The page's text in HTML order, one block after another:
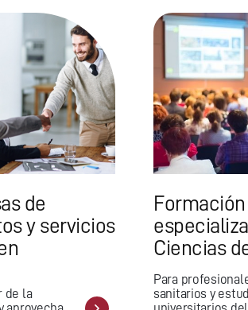
de
y servicios
de la
Formación
Ciencias
Para
sanitarios y